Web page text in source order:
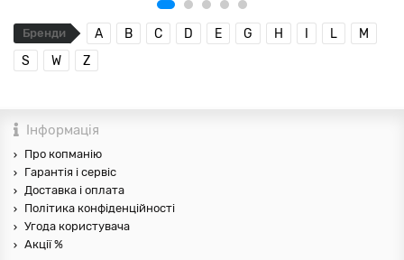
Бренди A B C D E G H I L
M
S
W Z
Інформація
Про копманію
Гарантія і сервіс
Доставка і оплата
Політика конфіденційності
Угода користувача
Акції %